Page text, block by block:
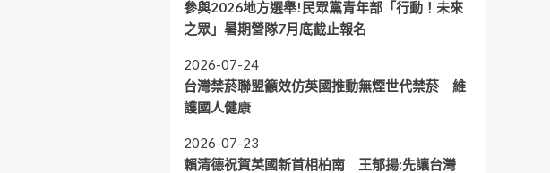
參與2026地方選舉!民眾黨青年部「行動！未來
之眾」暑期營隊7月底截止報名
2026-07-24
台灣禁菸聯盟籲效仿英國推動無煙世代禁菸 維
護國人健康
2026-07-23
賴清德祝賀英國新首相柏南 王郁揚:先讓台灣